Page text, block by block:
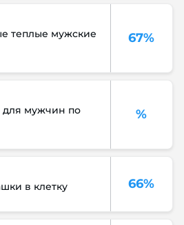
67%
теплые мужские
%
для мужчин по
66%
в клетку